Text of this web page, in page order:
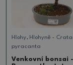
Hlohy, Hlohyně -
pyracanta
Venkovní bonsai -